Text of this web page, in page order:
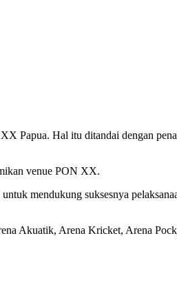
Papua. Hal itu ditandai dengan
venue PON XX.
mendukung suksesnya
Akuatik, Arena Kricket, Arena